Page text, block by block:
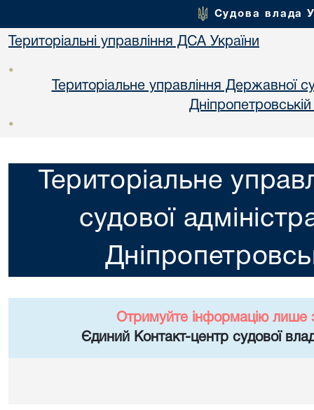
Судова влада
Територіальні управління ДСА України
•
Територіальне управління Державної
•
Територіальне
судової
Отримуйте інформацію лише
Єдиний Контакт-центр судової